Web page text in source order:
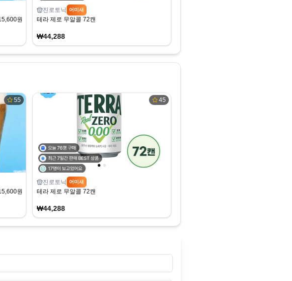
원/무료)
진로토닉 어미새
테라 제로 무알콜 72캔
₩44,288
55
원/무료)
45
진로토닉 어미새
테라 제로 무알콜 72캔
₩44,288